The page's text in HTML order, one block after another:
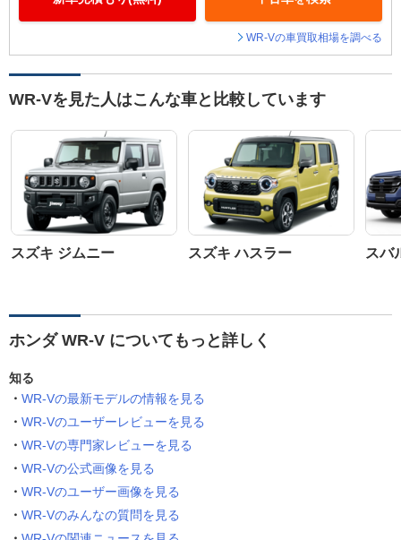
WR-Vの車買取相場を調べる
WR-Vを見た人はこんな車と比較しています
スズキ ジムニー スズキ ハスラー スバ
ホンダ WR-V についてもっと詳しく
知る
WR-Vの最新モデルの情報を見る
WR-Vのユーザーレビューを見る
WR-Vの専門家レビューを見る
WR-Vの公式画像を見る
WR-Vのユーザー画像を見る
WR-Vのみんなの質問を見る